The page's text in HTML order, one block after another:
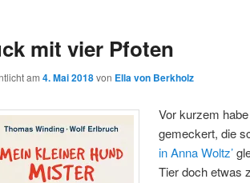
mit vier Pfoten
am 4. Mai 2018von Ella von Berkholz
Vor kurzem
gemeckert, die
in Anna Woltz’
Tier doch etwas